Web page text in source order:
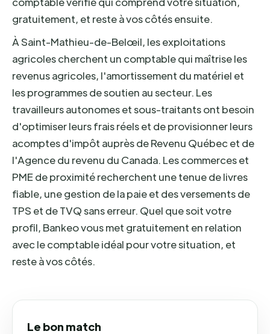
gratuitement, et reste à vos côtés ensuite.
À Saint-Mathieu-de-Belœil, les exploitations
agricoles cherchent un comptable qui maîtrise les
revenus agricoles, l'amortissement du matériel et
les programmes de soutien au secteur. Les
travailleurs autonomes et sous-traitants ont besoin
d'optimiser leurs frais réels et de provisionner leurs
acomptes d'impôt auprès de Revenu Québec et de
l'Agence du revenu du Canada. Les commerces et
PME de proximité recherchent une tenue de livres
fiable, une gestion de la paie et des versements de
TPS et de TVQ sans erreur. Quel que soit votre
profil, Bankeo vous met gratuitement en relation
avec le comptable idéal pour votre situation, et
reste à vos côtés.
Le bon match